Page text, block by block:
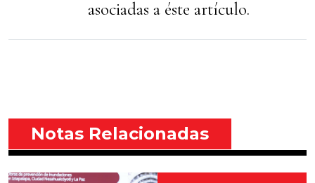
asociadas a éste artículo.
Notas Relacionadas